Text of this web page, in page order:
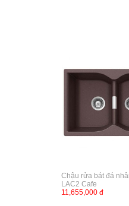
Chậu rửa bát đá
LAC2 Cafe
11,655,000 đ